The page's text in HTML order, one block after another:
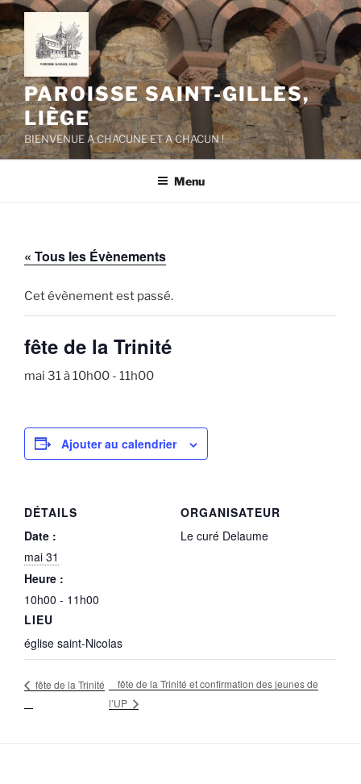
Aller
au
contenu
principal
PAROISSE SAINT-GILLES,
LIÈGE
BIENVENUE A CHACUNE ET A CHACUN !
Menu
« Tous les Évènements
Cet évènement est passé.
fête de la Trinité
mai 31 à 10h00 - 11h00
Ajouter au calendrier
DÉTAILS
Date :
mai 31
Heure :
10h00 - 11h00
LIEU
église saint-Nicolas
ORGANISATEUR
Le curé Delaume
fête de la Trinité
fête de la Trinité et confirmation des jeunes de
l’UP